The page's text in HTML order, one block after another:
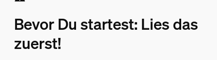
Bevor Du startest: Lies das
zuerst!